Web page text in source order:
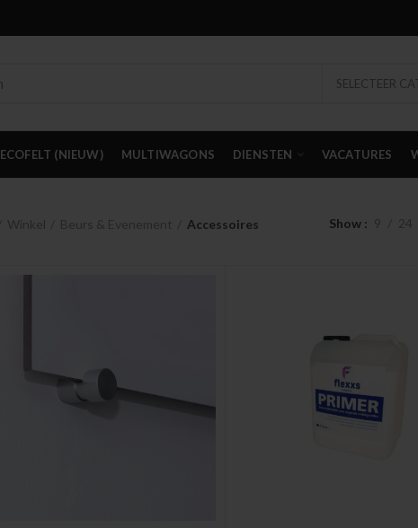
SELECTEER
ECOFELT (NIEUW) MULTIWAGONS DIENSTEN VACATURES
Accessoires Show